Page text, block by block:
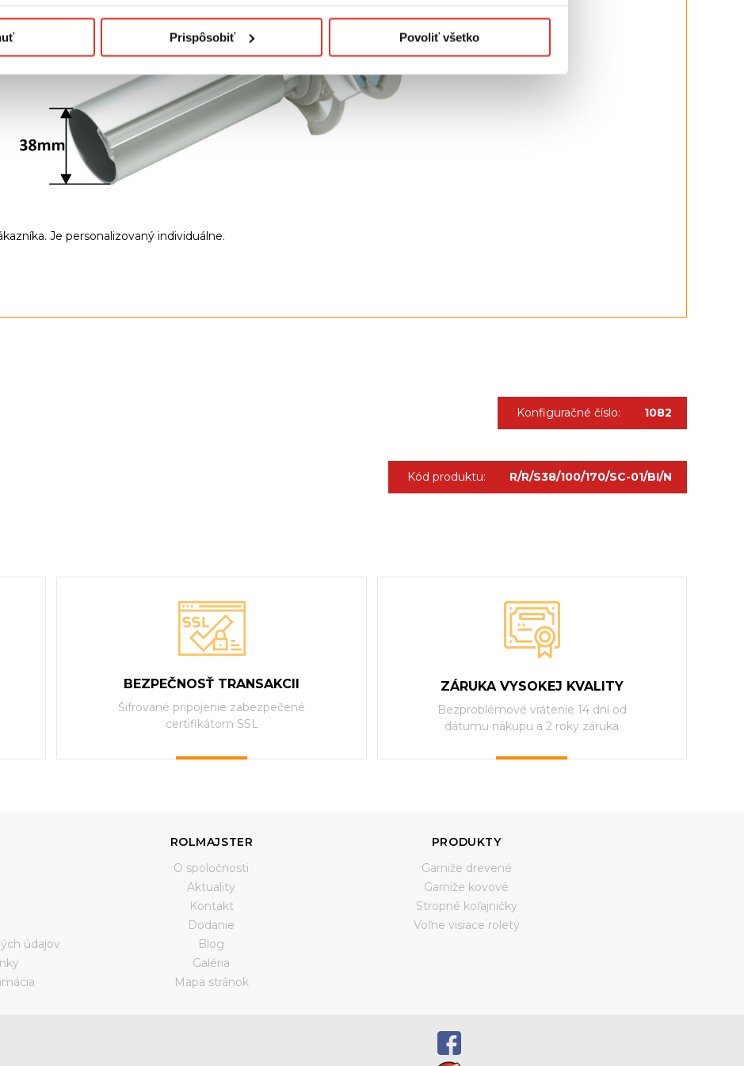
Prispôsobiť Povoliť všetko
Je personalizovaný individuálne.
Konfiguračné číslo: 1082
Kód produktu: R/R/S38/100/170/SC-01/BI/N
BEZPEČNOSŤ TRANSAKCII
Šifrované pripojenie zabezpečené
certifikátom SSL
ZÁRUKA VYSOKEJ KVALITY
Bezproblémové vrátenie 14 dní od
dátumu nákupu a 2 roky záruka
údajov
ROLMAJSTER
O spoločnosti
Aktuality
Kontakt
Dodanie
Blog
Galéria
Mapa stránok
PRODUKTY
Garniže drevené
Garniže kovové
Stropné koľajničky
Voľne visiace rolety